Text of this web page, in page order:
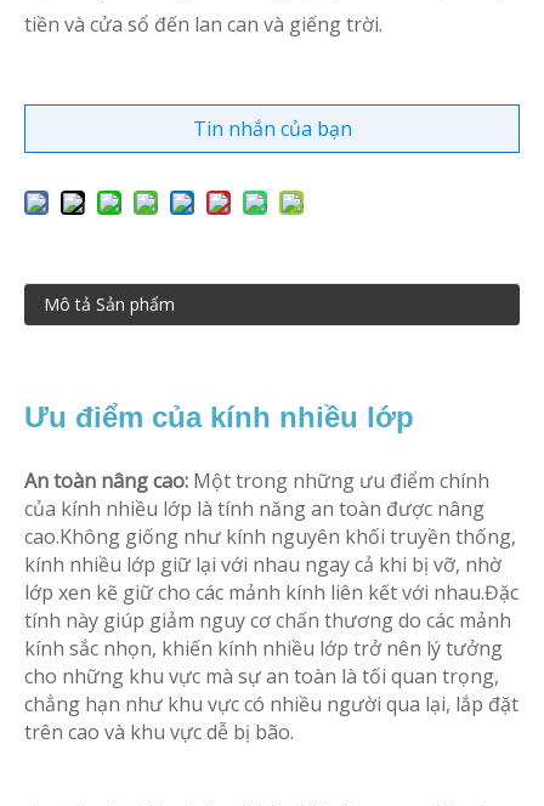
tiền và cửa sổ đến lan can và giếng trời.
Tin nhắn của bạn
Mô tả Sản phẩm
Ưu điểm của kính nhiều lớp
An toàn nâng cao: Một trong những ưu điểm chính
của kính nhiều lớp là tính năng an toàn được nâng
cao.Không giống như kính nguyên khối truyền thống,
kính nhiều lớp giữ lại với nhau ngay cả khi bị vỡ, nhờ
lớp xen kẽ giữ cho các mảnh kính liên kết với nhau.Đặc
tính này giúp giảm nguy cơ chấn thương do các mảnh
kính sắc nhọn, khiến kính nhiều lớp trở nên lý tưởng
cho những khu vực mà sự an toàn là tối quan trọng,
chẳng hạn như khu vực có nhiều người qua lại, lắp đặt
trên cao và khu vực dễ bị bão.